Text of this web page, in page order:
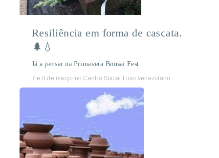
Resiliência em forma de cascata.
🌲💧
Já a pensar na Primavera Bonsai Fest
7 e 8 de março no Centro Social Luso venezolano